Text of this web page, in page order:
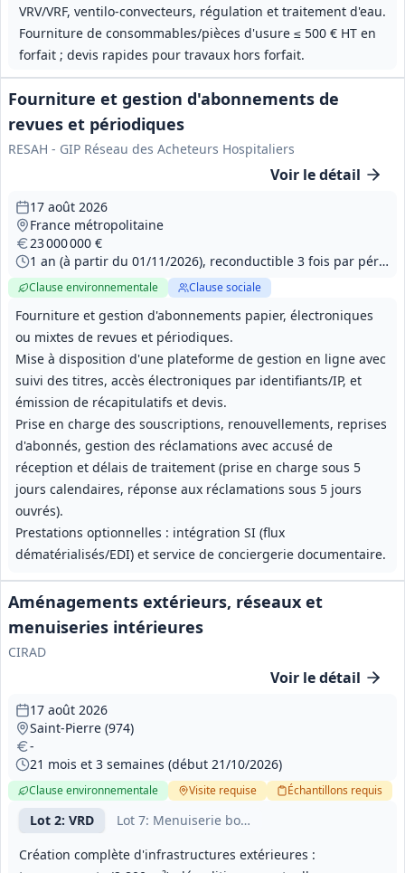
VRV/VRF, ventilo‑convecteurs, régulation et traitement d'eau.
Fourniture de consommables/pièces d'usure ≤ 500 € HT en
forfait ; devis rapides pour travaux hors forfait.
Fourniture et gestion d'abonnements de
revues et périodiques
RESAH - GIP Réseau des Acheteurs Hospitaliers
Voir le détail
Fourniture et gestion d'abonnements papier, électroniques
ou mixtes de revues et périodiques.
Mise à disposition d'une plateforme de gestion en ligne avec
suivi des titres, accès électroniques par identifiants/IP, et
émission de récapitulatifs et devis.
Prise en charge des souscriptions, renouvellements, reprises
d'abonnés, gestion des réclamations avec accusé de
réception et délais de traitement (prise en charge sous 5
jours calendaires, réponse aux réclamations sous 5 jours
ouvrés).
Prestations optionnelles : intégration SI (flux
dématérialisés/EDI) et service de conciergerie documentaire.
17 août 2026
France métropolitaine
23 000 000 €
1 an (à partir du 01/11/2026), reconductible 3 fois par période de 12 mois, durée maximale 48 mois
Clause environnementale Clause sociale
Aménagements extérieurs, réseaux et
menuiseries intérieures
CIRAD
Voir le détail
Lot 2: VRD Lot 7: Menuiserie bois et signalétique
Création complète d'infrastructures extérieures :
17 août 2026
Saint-Pierre (974)
-
21 mois et 3 semaines (début 21/10/2026)
Clause environnementale Visite requise Échantillons requis